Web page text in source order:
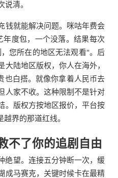
说清。
钱就能解决问题。咪咕年费会
年度包，一个没落。结果每次
您所在的地区无法观看"。后
大陆地区版权，你人在海外，
也白搭。就像你拿着人民币去
人家不收。这种限制不是针对
。版权方按地区报价，平台按
界的那道红线。
不了你的追剧自由
绝望。连接五分钟断一次，缓
成马赛克，关键时候卡在最精